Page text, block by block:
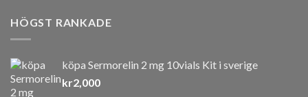
HÖGST RANKADE
köpa Sermorelin 2 mg 10vials Kit i sverige
kr2,000